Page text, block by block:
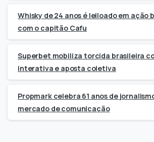
Whisky de 24 anos é leiloado em ação
com o capitão Cafu
Superbet mobiliza torcida brasileira
interativa e aposta coletiva
Propmark celebra 61 anos de
mercado de comunicação